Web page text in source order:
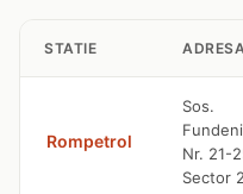
STATIE ADRESA
Rompetrol
Sos.
Nr. 21-
Sector 2